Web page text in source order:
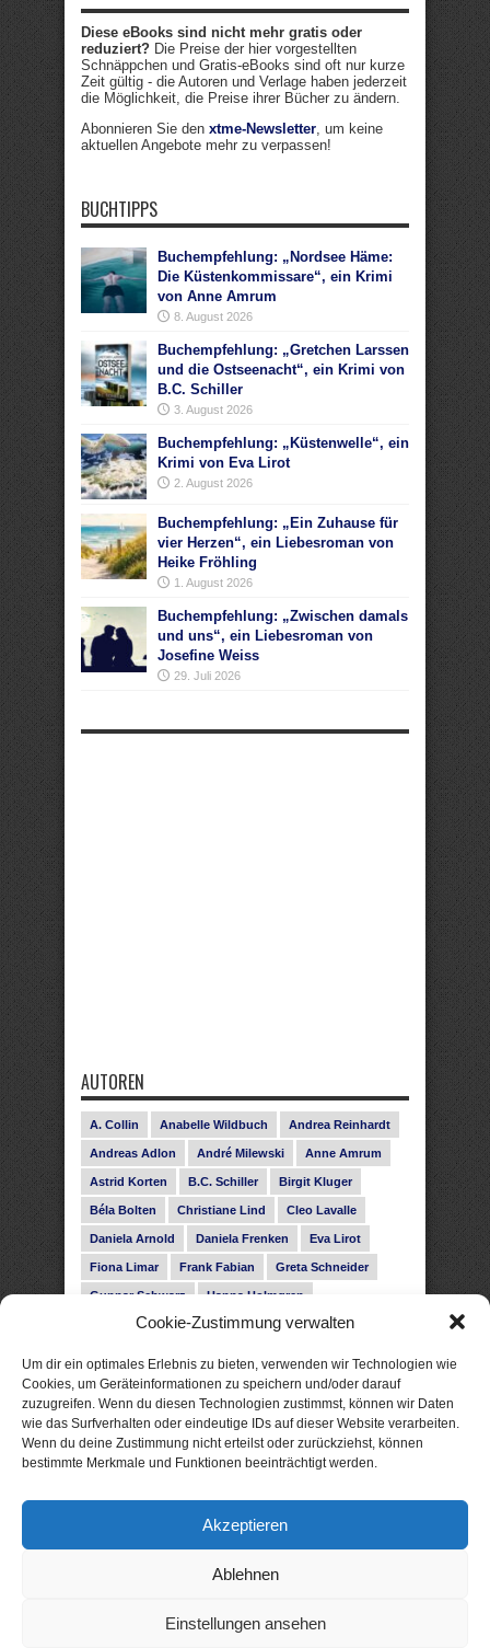
Cookie-Zustimmung verwalten
Um dir ein optimales Erlebnis zu bieten, verwenden wir Technologien wie
Cookies, um Geräteinformationen zu speichern und/oder darauf
zuzugreifen. Wenn du diesen Technologien zustimmst, können wir Daten
wie das Surfverhalten oder eindeutige IDs auf dieser Website verarbeiten.
Wenn du deine Zustimmung nicht erteilst oder zurückziehst, können
bestimmte Merkmale und Funktionen beeinträchtigt werden.
Akzeptieren
Ablehnen
Einstellungen ansehen
Diese eBooks sind nicht mehr gratis oder
reduziert? Die Preise der hier vorgestellten
Schnäppchen und Gratis-eBooks sind oft nur kurze
Zeit gültig - die Autoren und Verlage haben jederzeit
die Möglichkeit, die Preise ihrer Bücher zu ändern.
Abonnieren Sie den xtme-Newsletter , um keine
aktuellen Angebote mehr zu verpassen!
BUCHTIPPS
Buchempfehlung: „Nordsee Häme:
Die Küstenkommissare“, ein Krimi
von Anne Amrum
8. August 2026
Buchempfehlung: „Gretchen Larssen
und die Ostseenacht“, ein Krimi von
B.C. Schiller
3. August 2026
Buchempfehlung: „Küstenwelle“, ein
Krimi von Eva Lirot
2. August 2026
Buchempfehlung: „Ein Zuhause für
vier Herzen“, ein Liebesroman von
Heike Fröhling
1. August 2026
Buchempfehlung: „Zwischen damals
und uns“, ein Liebesroman von
Josefine Weiss
29. Juli 2026
AUTOREN
A. Collin Anabelle Wildbuch Andrea Reinhardt
Andreas Adlon André Milewski Anne Amrum
Astrid Korten B.C. Schiller Birgit Kluger
Béla Bolten Christiane Lind Cleo Lavalle
Daniela Arnold Daniela Frenken Eva Lirot
Fiona Limar Frank Fabian Greta Schneider
Gunnar Schwarz Hanna Holmgren
Heike Fröhling Ina Glahe Ivo Pala J. Vellguth
Leonie Haubrich Lilly Labord Livia Pipes
Malin Blunk Marcus Hünnebeck Martin Krist
Melisa Schwermer Nele Bruun Nika Lubitsch
Noah Fitz Nora Amelie René Junge
Subina Giuletti